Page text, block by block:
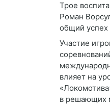
Трое
Роман
общий
Участие
влияет на
в решающих